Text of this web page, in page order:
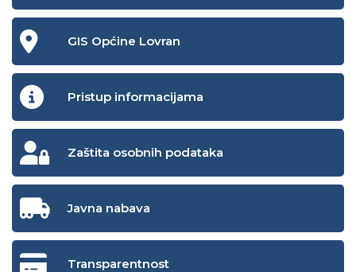
GIS Općine Lovran
Pristup informacijama
Zaštita osobnih podataka
Javna nabava
Transparentnost